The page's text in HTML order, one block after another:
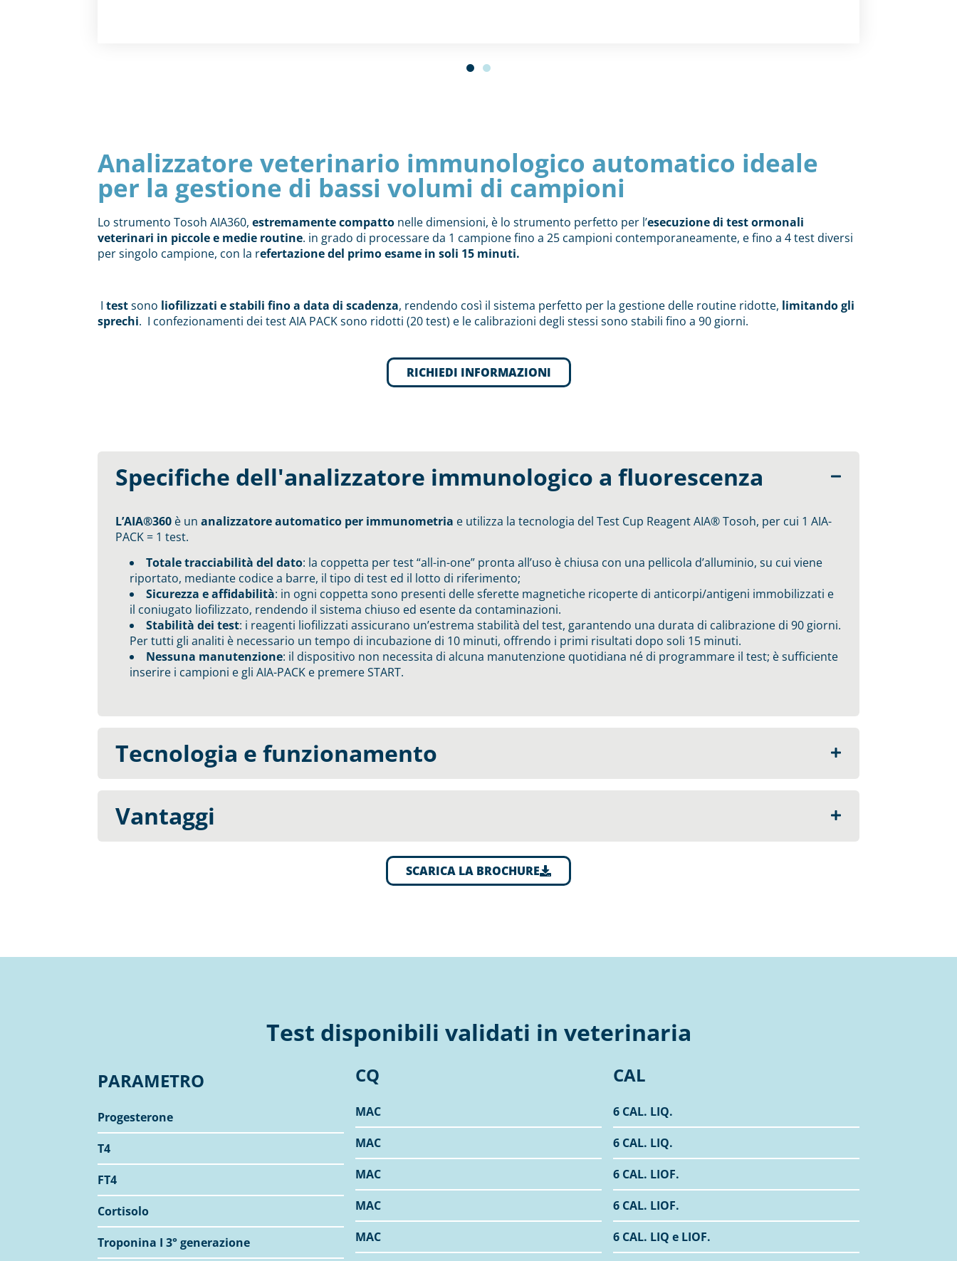
Analizzatore veterinario immunologico automatico ideale
per la gestione di bassi volumi di campioni
Lo strumento Tosoh AIA360, estremamente compatto nelle dimensioni, è lo strumento perfetto per l’esecuzione di test ormonali
veterinari in piccole e medie routine. in grado di processare da 1 campione fino a 25 campioni contemporaneamente, e fino a 4 test diversi
per singolo campione, con la refertazione del primo esame in soli 15 minuti.
I testsono liofilizzati e stabili fino a data di scadenza, rendendo così il sistema perfetto per la gestione delle routine ridotte, limitando gli
sprechi. I confezionamenti dei test AIA PACK sono ridotti (20 test) e le calibrazioni degli stessi sono stabili fino a 90 giorni.
RICHIEDI INFORMAZIONI
Specifiche dell'analizzatore immunologico a fluorescenza
L’AIA®360 è un analizzatore automatico per immunometria e utilizza la tecnologia del Test Cup Reagent AIA® Tosoh, per cui 1 AIA-
PACK = 1 test.
Totale tracciabilità del dato: la coppetta per test “all-in-one” pronta all’uso è chiusa con una pellicola d’alluminio, su cui viene
riportato, mediante codice a barre, il tipo di test ed il lotto di riferimento;
Sicurezza e affidabilità: in ogni coppetta sono presenti delle sferette magnetiche ricoperte di anticorpi/antigeni immobilizzati e
il coniugato liofilizzato, rendendo il sistema chiuso ed esente da contaminazioni.
Stabilità dei test: i reagenti liofilizzati assicurano un’estrema stabilità del test, garantendo una durata di calibrazione di 90 giorni.
Per tutti gli analiti è necessario un tempo di incubazione di 10 minuti, offrendo i primi risultati dopo soli 15 minuti.
Nessuna manutenzione: il dispositivo non necessita di alcuna manutenzione quotidiana né di programmare il test; è sufficiente
inserire i campioni e gli AIA-PACK e premere START.
Tecnologia e funzionamento
Vantaggi
SCARICA LA BROCHURE
Test disponibili validati in veterinaria
PARAMETRO
Progesterone
T4
FT4
Cortisolo
Troponina I 3° generazione
CQ
MAC
MAC
MAC
MAC
MAC
CAL
6 CAL. LIQ.
6 CAL. LIQ.
6 CAL. LIOF.
6 CAL. LIOF.
6 CAL. LIQ e LIOF.